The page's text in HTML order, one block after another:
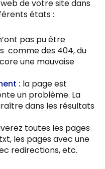
de votre site dans
états :
pas pu être
comme des 404, du
une mauvaise
: la page est
un problème. La
dans les résultats
toutes les pages
les pages avec une
redirections, etc.